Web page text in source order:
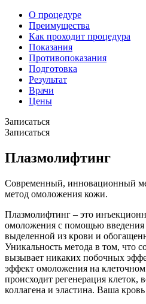
О процедуре
Преимущества
Как проходит процедура
Показания
Противопоказания
Подготовка
Результат
Врачи
Цены
Записаться
Записаться
Плазмолифтинг
Cовременный, инновационный
метод омоложения кожи.
Плазмолифтинг – это
омоложения с помощью введения
выделенной из крови и
Уникальность метода в том, что
вызывает никаких побочных
эффект омоложения на клеточном
происходит регенерация клеток,
коллагена и эластина. Ваша